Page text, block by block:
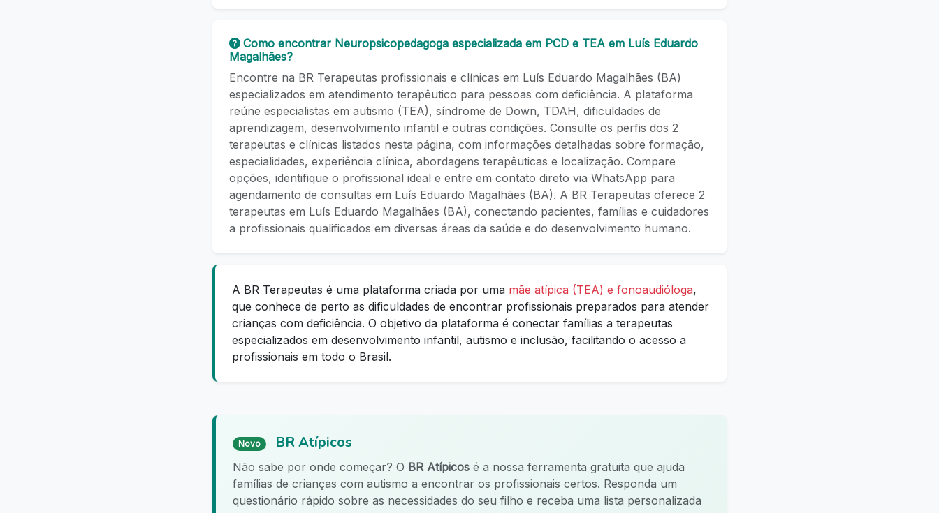
Como encontrar Neuropsicopedagoga especializada em PCD e TEA em Luís Eduardo
Magalhães?
Encontre na BR Terapeutas profissionais e clínicas em Luís Eduardo Magalhães (BA)
especializados em atendimento terapêutico para pessoas com deficiência. A plataforma
reúne especialistas em autismo (TEA), síndrome de Down, TDAH, dificuldades de
aprendizagem, desenvolvimento infantil e outras condições. Consulte os perfis dos 2
terapeutas e clínicas listados nesta página, com informações detalhadas sobre formação,
especialidades, experiência clínica, abordagens terapêuticas e localização. Compare
opções, identifique o profissional ideal e entre em contato direto via WhatsApp para
agendamento de consultas em Luís Eduardo Magalhães (BA). A BR Terapeutas oferece 2
terapeutas em Luís Eduardo Magalhães (BA), conectando pacientes, famílias e cuidadores
a profissionais qualificados em diversas áreas da saúde e do desenvolvimento humano.
A BR Terapeutas é uma plataforma criada por uma mãe atípica (TEA) e fonoaudióloga,
que conhece de perto as dificuldades de encontrar profissionais preparados para atender
crianças com deficiência. O objetivo da plataforma é conectar famílias a terapeutas
especializados em desenvolvimento infantil, autismo e inclusão, facilitando o acesso a
profissionais em todo o Brasil.
Novo BR Atípicos
Não sabe por onde começar? O BR Atípicos é a nossa ferramenta gratuita que ajuda
famílias de crianças com autismo a encontrar os profissionais certos. Responda um
questionário rápido sobre as necessidades do seu filho e receba uma lista personalizada